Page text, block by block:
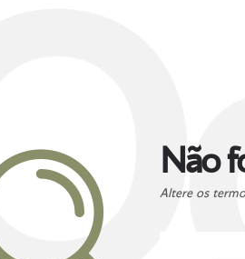
Não
Altere os